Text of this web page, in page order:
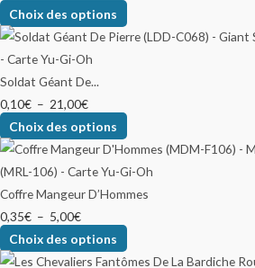
Choix des options
Soldat Géant De...
0,10€ – 21,00€
Choix des options
Coffre Mangeur D’Hommes
0,35€ – 5,00€
Choix des options